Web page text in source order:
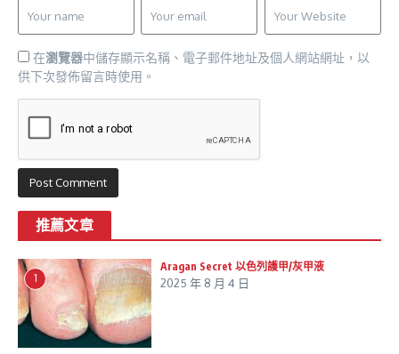
在瀏覽器中儲存顯示名稱、電子郵件地址及個人網站網址，以
供下次發佈留言時使用。
推薦文章
1
Aragan Secret 以色列護甲/灰甲液
2025 年 8 月 4 日